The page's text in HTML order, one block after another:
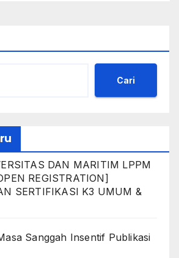
Cari
DAN MARITIM LPPM
REGISTRATION]
SERTIFIKASI K3 UMUM &
Sanggah Insentif Publikasi